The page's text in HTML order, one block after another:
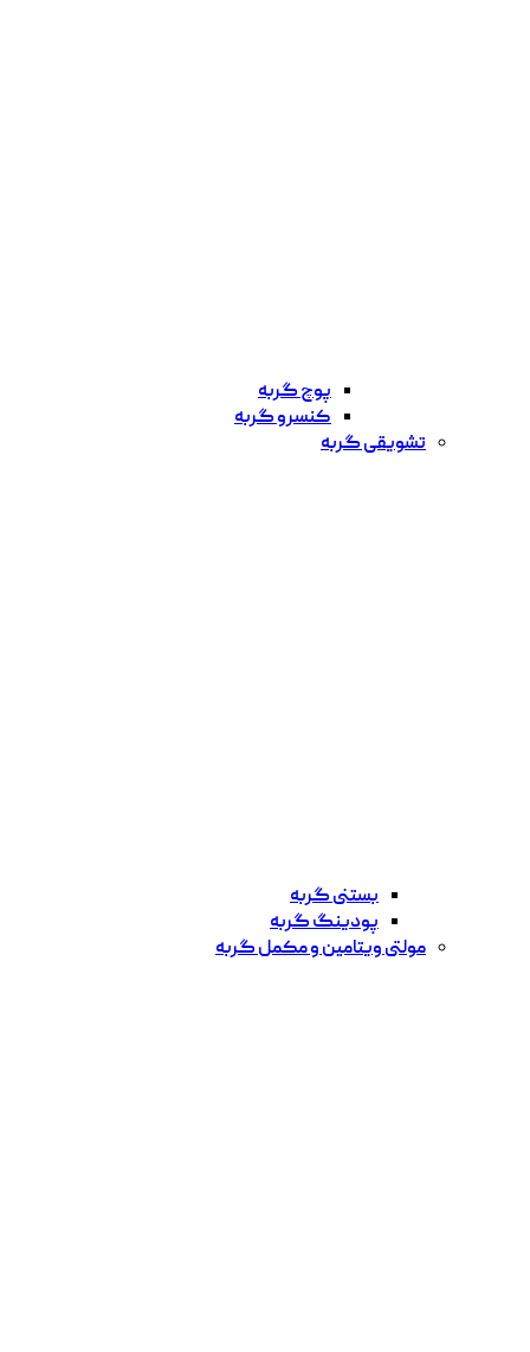
پوچ گربه
کنسرو گربه
تشویقی گربه
بستنی گربه
پودینگ گربه
مولتی ویتامین و مکمل گربه